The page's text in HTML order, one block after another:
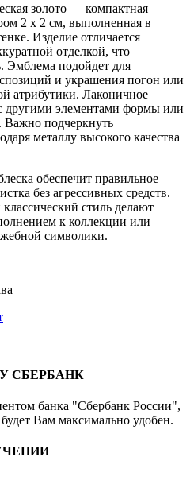
золото — компактная
2 x 2 см, выполненная в
Изделие отличается
отделкой, что
Эмблема подойдет для
и украшения погон или
атрибутики. Лаконичное
другими элементами формы или
Важно подчеркнуть
металлу высокого качества
обеспечит правильное
без агрессивных средств.
стиль делают
к коллекции или
символики.
СБЕРБАНК
банка "Сбербанк России",
Вам максимально удобен.